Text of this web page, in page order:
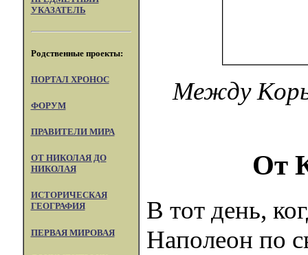
УКАЗАТЕЛЬ
Родственные проекты:
ПОРТАЛ XPOHOC
ФОРУМ
ПРАВИТЕЛИ МИРА
ОТ НИКОЛАЯ ДО
НИКОЛАЯ
ИСТОРИЧЕСКАЯ
ГЕОГРАФИЯ
ПЕРВАЯ МИРОВАЯ
Между
От
В тот день,
Наполеон по